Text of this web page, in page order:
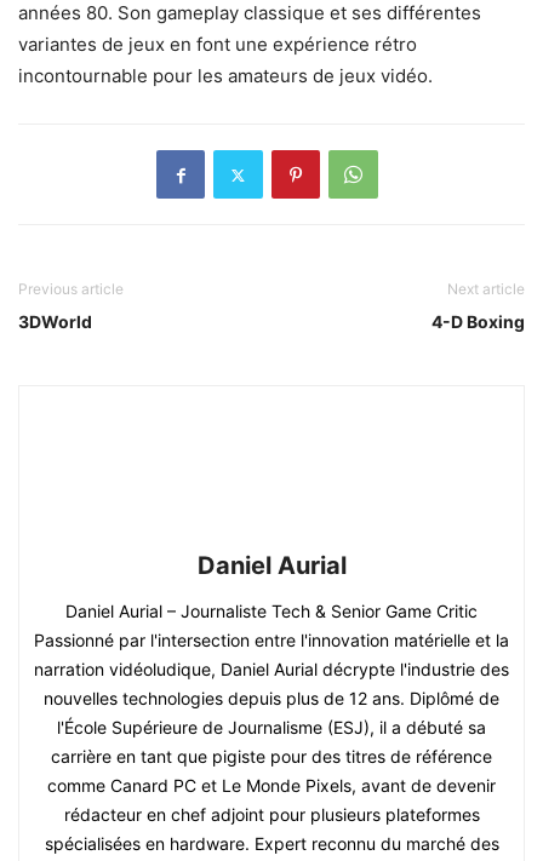
années 80. Son gameplay classique et ses différentes
variantes de jeux en font une expérience rétro
incontournable pour les amateurs de jeux vidéo.
Previous article
3DWorld
Next article
4-D Boxing
Daniel Aurial
Daniel Aurial – Journaliste Tech & Senior Game Critic
Passionné par l'intersection entre l'innovation matérielle et la
narration vidéoludique, Daniel Aurial décrypte l'industrie des
nouvelles technologies depuis plus de 12 ans. Diplômé de
l'École Supérieure de Journalisme (ESJ), il a débuté sa
carrière en tant que pigiste pour des titres de référence
comme Canard PC et Le Monde Pixels, avant de devenir
rédacteur en chef adjoint pour plusieurs plateformes
spécialisées en hardware. Expert reconnu du marché des